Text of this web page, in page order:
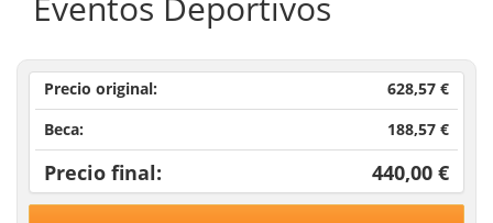
Precio original:
628,57 €
Beca:
188,57 €
Precio final: 440,00 €